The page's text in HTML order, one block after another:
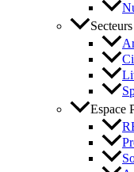
Espace